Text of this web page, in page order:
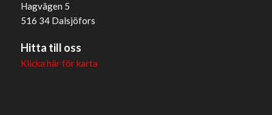
Hagvägen 5
516 34 Dalsjöfors
Hitta till oss
Klicka här för karta